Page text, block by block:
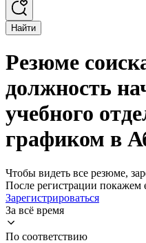
Найти
Резюме
должность
учебного
графиком в
Чтобы видеть все резюме,
После регистрации покажем
Зарегистрироваться
За всё время
По соответствию